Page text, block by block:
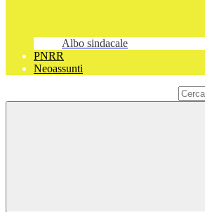
Albo sindacale
PNRR
Neoassunti